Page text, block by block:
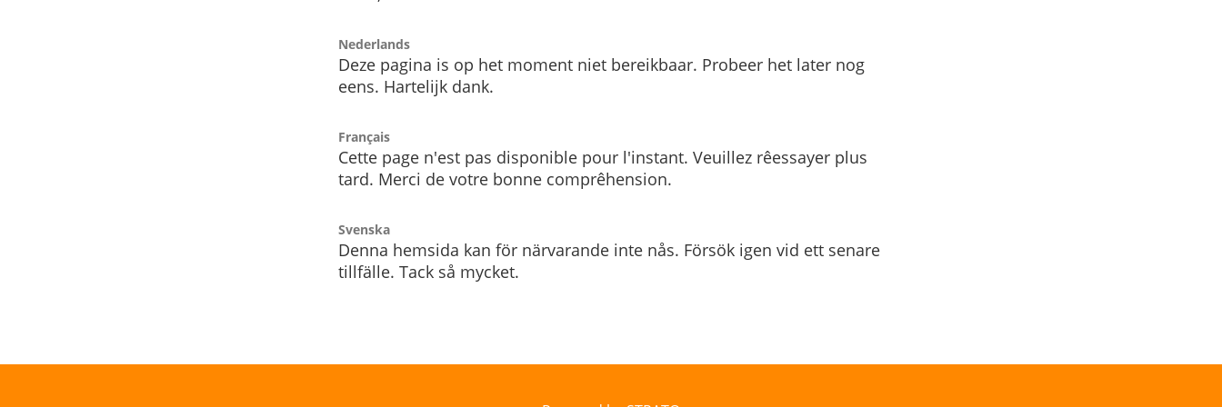
Nederlands
Deze pagina is op het moment niet bereikbaar. Probeer het later nog
eens. Hartelijk dank.
Français
Cette page n'est pas disponible pour l'instant. Veuillez rêessayer plus
tard. Merci de votre bonne comprêhension.
Svenska
Denna hemsida kan för närvarande inte nås. Försök igen vid ett senare
tillfälle. Tack så mycket.